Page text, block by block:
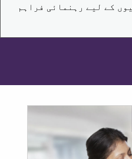
کے لیے رہنمائی فراہم